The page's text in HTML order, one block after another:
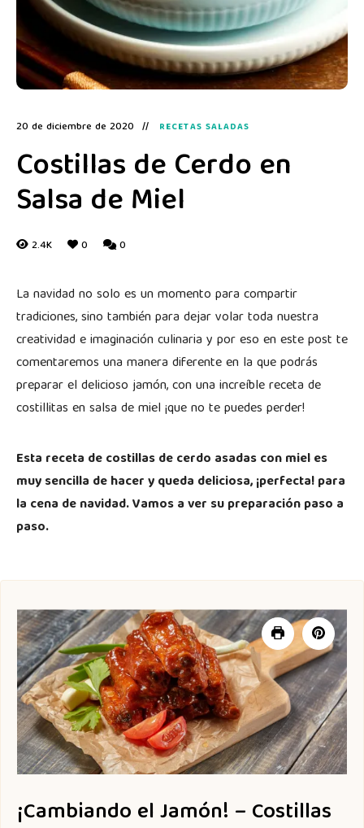
20 de diciembre de 2020 RECETAS SALADAS
Costillas de Cerdo en
Salsa de Miel
2.4K 0 0
La navidad no solo es un momento para compartir
tradiciones, sino también para dejar volar toda nuestra
creatividad e imaginación culinaria y por eso en este post te
comentaremos una manera diferente en la que podrás
preparar el delicioso jamón, con una increíble receta de
costillitas en salsa de miel ¡que no te puedes perder!
Esta receta de costillas de cerdo asadas con miel es
muy sencilla de hacer y queda deliciosa, ¡perfecta! para
la cena de navidad. Vamos a ver su preparación paso a
paso.
¡Cambiando el Jamón! – Costillas